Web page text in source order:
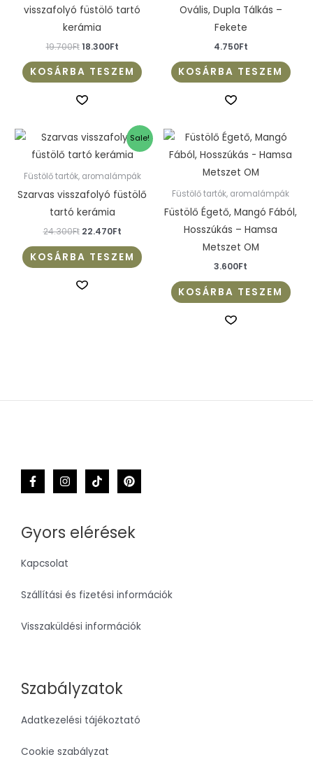
visszafolyó füstölő tartó
kerámia
19.700Ft 18.300Ft
KOSÁRBA TESZEM
Ovális, Dupla Tálkás –
Fekete
4.750Ft
KOSÁRBA TESZEM
Sale!
Füstölő tartók, aromalámpák
Szarvas visszafolyó füstölő
tartó kerámia
24.300Ft
Original
price
was:
22.470Ft
Current
price
is:
KOSÁRBA TESZEM
Füstölő tartók, aromalámpák
Füstölő Égető, Mangó Fából,
Hosszúkás – Hamsa
Metszet OM
3.600Ft
KOSÁRBA TESZEM
Gyors elérések
Kapcsolat
Szállítási és fizetési információk
Visszaküldési információk
Szabályzatok
Adatkezelési tájékoztató
Cookie szabályzat